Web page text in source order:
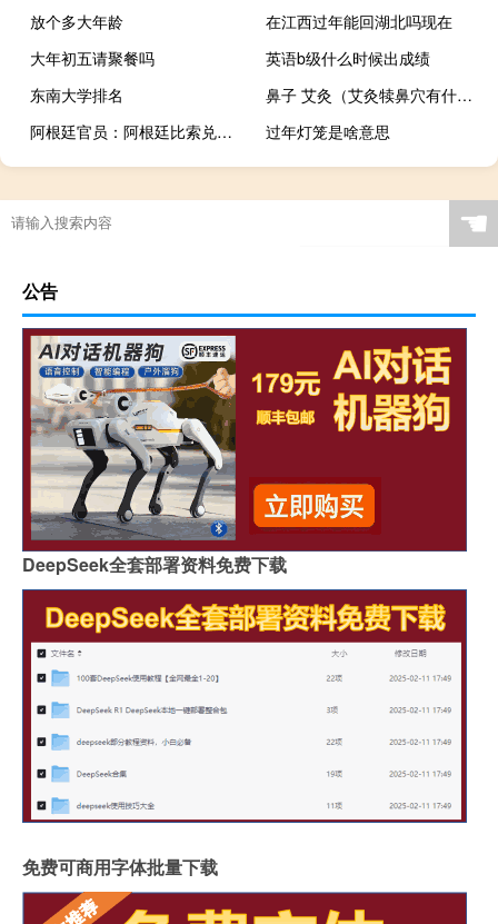
放个多大年龄
在江西过年能回湖北吗现在
大年初五请聚餐吗
英语b级什么时候出成绩
东南大学排名
鼻子 艾灸（艾灸犊鼻穴有什么功效）
阿根廷官员：阿根廷比索兑美元官方汇率在大选后将维持在350水平
过年灯笼是啥意思
☚
公告
DeepSeek全套部署资料免费下载
免费可商用字体批量下载